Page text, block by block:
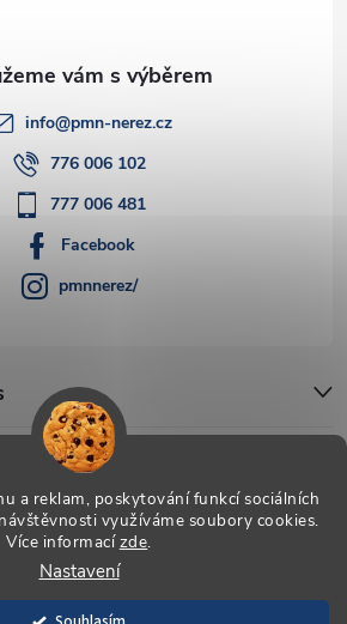
a reklam, poskytování funkcí sociálních
využíváme soubory cookies.
Více informacízde.
Nastavení
info@pmn-nerez.cz
776 006 102
777 006 481
Facebook
pmnnerez/
nerez. Všechna práva vyhrazena.
nastavení cookies